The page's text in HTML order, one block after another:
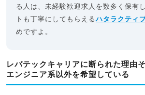
る人は、未経験歓迎求人を数多く保有
トも丁寧にしてもらえるハタラクティ
めですよ。
レバテックキャリアに断られた理由
エンジニア系以外を希望している